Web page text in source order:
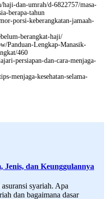
dan-umrah/d-6822757/masa-
berapa-tahun​​
porsi-keberangkatan-jamaah-
berangkat-haji/
Panduan-Lengkap-Manasik-
460
persiapan-dan-cara-menjaga-
menjaga-kesehatan-selama-
Jenis, dan Keunggulannya
syariah. Apa
dan bagaimana dasar